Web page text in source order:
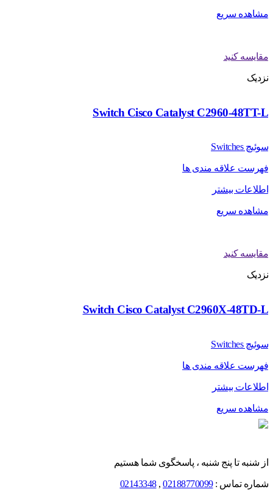
مشاهده سریع
مقایسه کنید
نزدیک
Switch Cisco Catalyst C2960-48TT-L
سوئیچ Switches
فهرست علاقه مندی ها
اطلاعات بیشتر
مشاهده سریع
مقایسه کنید
نزدیک
Switch Cisco Catalyst C2960X-48TD-L
سوئیچ Switches
فهرست علاقه مندی ها
اطلاعات بیشتر
مشاهده سریع
از شنبه تا پنج شنبه ، پاسخگوی شما هستیم
شماره تماس :02188770099
,
02143348